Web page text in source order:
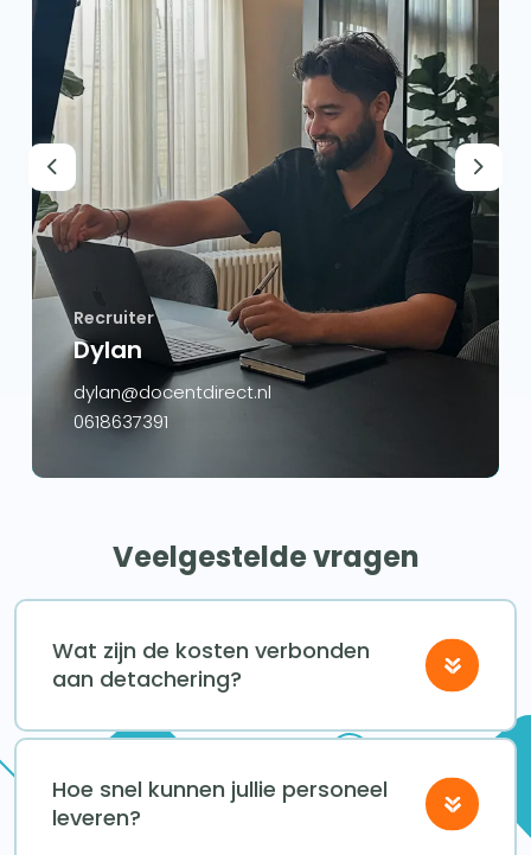
Previous
Recruiter
Dylan
dylan@docentdirect.nl
0618637391
Veelgestelde vragen
Wat zijn de kosten verbonden
aan detachering?
Hoe snel kunnen jullie personeel
leveren?